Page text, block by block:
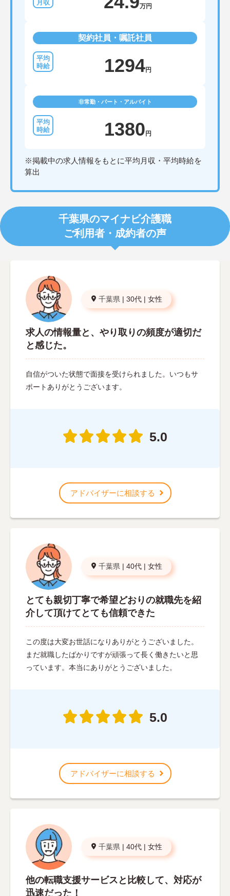
万円
契約社員・嘱託社員
1294円
非常勤・パート・アルバイト
1380 円
※掲載中の求人情報をもとに平均月収・平均時給を
算出
千葉県のマイナビ介護職
ご利用者・成約者の声
千葉県 | 30代 | 女性
求人の情報量と、やり取りの頻度が適切だ
と感じた。
自信がついた状態で面接を受けられました。いつもサ
ポートありがとうございます。
5.0
アドバイザーに相談する
千葉県 | 40代 | 女性
とても親切丁寧で希望どおりの就職先を紹
介して頂けてとても信頼できた
この度は大変お世話になりありがとうございました。
まだ就職したばかりですが頑張って長く働きたいと思
っています。本当にありがとうございました。
5.0
アドバイザーに相談する
千葉県 | 40代 | 女性
他の転職支援サービスと比較して、対応が
迅速だった！